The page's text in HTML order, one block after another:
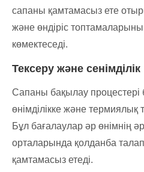
сапаны қамтамасыз ете
және өндіріс
көмектеседі.
Тексеру және сенімділік
Сапаны бақылау процестері
өнімділікке және термиялық
Бұл бағалаулар әр өнімнің
орталарында қолданба
қамтамасыз етеді.